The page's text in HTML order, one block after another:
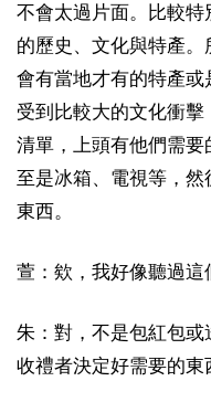
不會太過片面。比較
的歷史、文化與特產。
會有當地才有的特產
受到比較大的文化衝
清單，上頭有他們需
至是冰箱、電視等，
東西。
萱：欸，我好像聽過這
朱：對，不是包紅包
收禮者決定好需要的東